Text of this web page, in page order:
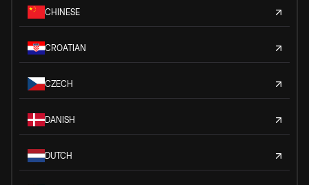
CHINESE
CROATIAN
CZECH
DANISH
DUTCH